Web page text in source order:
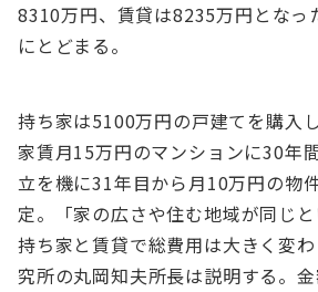
8310万円、賃貸は8235万円となっ
にとどまる。
持ち家は5100万円の⼾建てを購⼊
家賃⽉15万円のマンションに30年
⽴を機に31年⽬から⽉10万円の物
定。「家の広さや住む地域が同じと
持ち家と賃貸で総費⽤は⼤きく変
究所の丸岡知夫所⻑は説明する。